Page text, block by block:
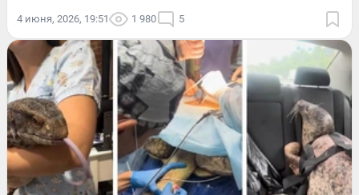
4 июня, 2026, 19:51 1 980 5